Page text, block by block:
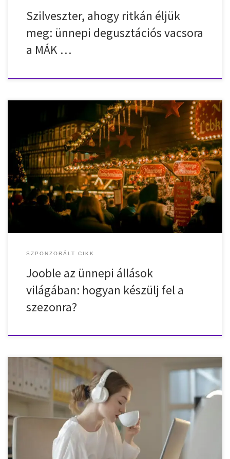
Szilveszter, ahogy ritkán éljük
meg: ünnepi degusztációs vacsora
a MÁK …
Az ünnepi szezon előtt rengeteg állás jelenik meg a piacon. A
Jooble segítségével könnyebb megtalálni a megfelelő munkát,
kiszámolni a bruttó-nettó béreket és eligazodni a munkaközvetítő
irodák kínálatában. Az ünnepnapok sokak számára a pihenésről,
családról és közös programokról szólnak, de egyre többen
tekintenek erre az időszakra úgy is, mint kiemelt […]
SZPONZORÁLT CIKK
Jooble az ünnepi állások
világában: hogyan készülj fel a
szezonra?
A fülhallgató már a mindennapi életünk része – velünk van utazás
közben, munka alatt, sportoláskor vagy akár egy esti filmnél. A
megfelelő modell kiválasztása azonban nem mindig egyszerű
feladat. A kényelem, a hangminőség és a tartósság mind-mind
fontos szempont, és a legjobb választás attól függ, hogyan és hol
használod leggyakrabban. […]